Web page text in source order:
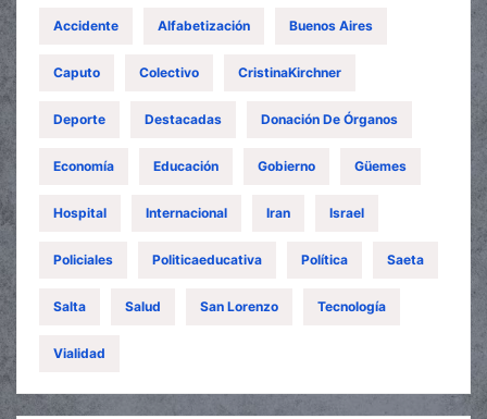
Accidente Alfabetización Buenos Aires
Caputo Colectivo CristinaKirchner
Deporte Destacadas Donación De Órganos
Economía Educación Gobierno Güemes
Hospital Internacional Iran Israel
Policiales Politicaeducativa Política Saeta
Salta Salud San Lorenzo Tecnología
Vialidad